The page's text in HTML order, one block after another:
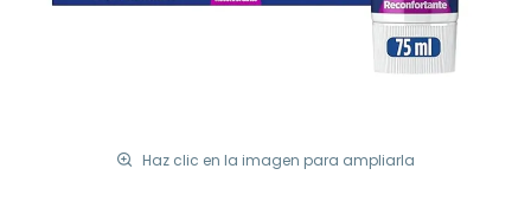
Haz clic en la imagen para ampliarla